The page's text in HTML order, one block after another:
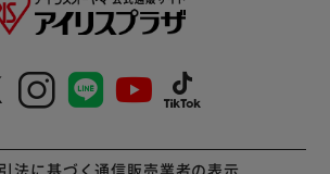
法に基づく通信販売業者の表示